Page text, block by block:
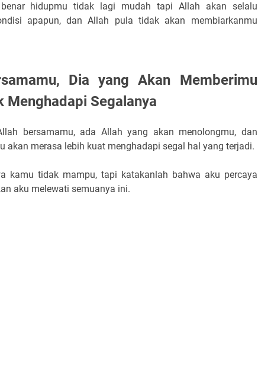
hidupmu tidak lagi mudah tapi Allah akan selalu
apapun, dan Allah pula tidak akan membiarkanmu
Dia yang Akan Memberimu
Menghadapi Segalanya
bersamamu, ada Allah yang akan menolongmu, dan
akan merasa lebih kuat menghadapi segal hal yang terjadi.
kamu tidak mampu, tapi katakanlah bahwa aku percaya
aku melewati semuanya ini.